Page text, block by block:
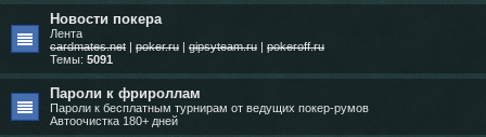
Новости покера
Лента
cardmates.net | poker.ru | gipsyteam.ru | pokeroff.ru
Темы: 5091
Пароли к фрироллам
Пароли к бесплатным турнирам от ведущих покер-румов
Автоочистка 180+ дней